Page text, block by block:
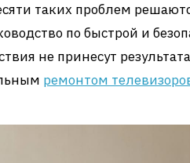
таких проблем
по быстрой и
не принесут
ремонтом